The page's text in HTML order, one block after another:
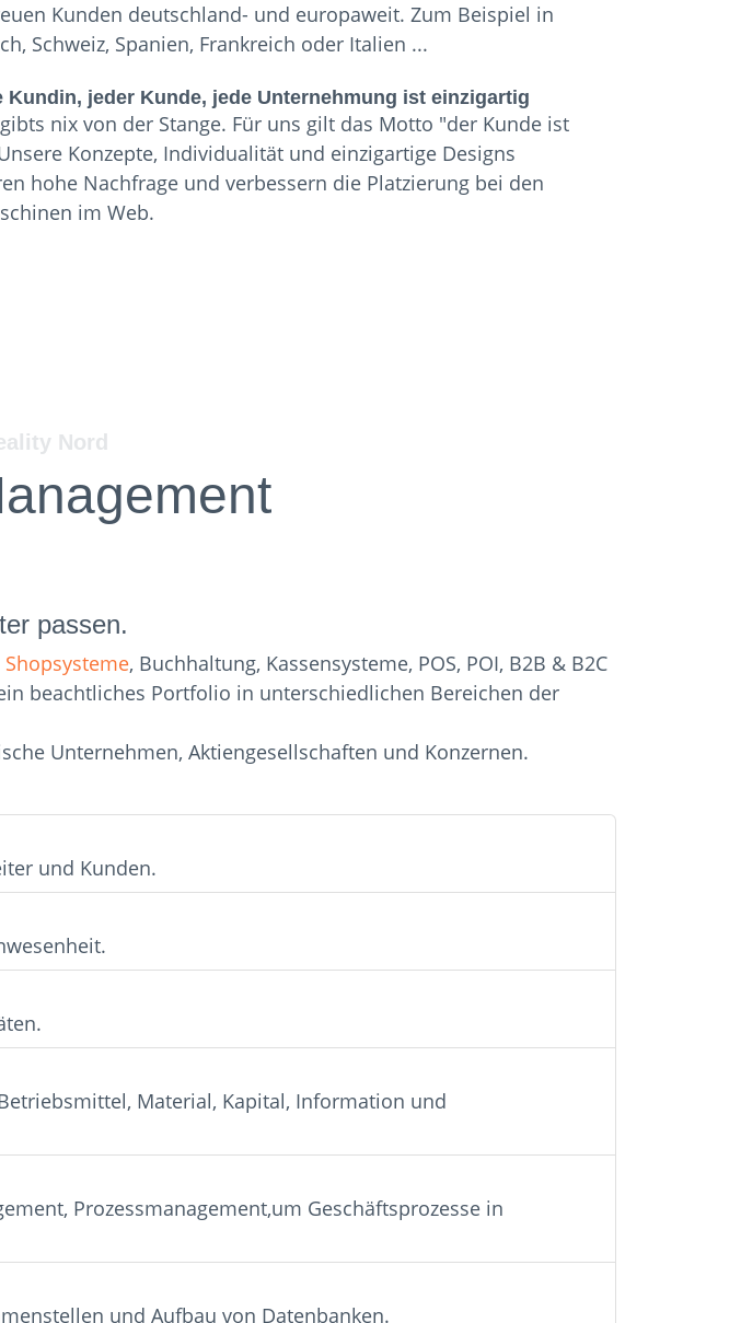
Kunden deutschland- und europaweit. Zum Beispiel in
Schweiz, Spanien, Frankreich oder Italien ...
Kundin, jeder Kunde, jede Unternehmung ist einzigartig
nix von der Stange. Für uns gilt das Motto "der Kunde ist
Konzepte, Individualität und einzigartige Designs
hohe Nachfrage und verbessern die Platzierung bei den
im Web.
Nord
passen.
Shopsysteme, Buchhaltung, Kassensysteme, POS, POI, B2B & B2C
beachtliches Portfolio in unterschiedlichen Bereichen der
Unternehmen, Aktiengesellschaften und Konzernen.
und Kunden.
Material, Kapital, Information und
Prozessmanagement,um Geschäftsprozesse in
und Aufbau von Datenbanken.